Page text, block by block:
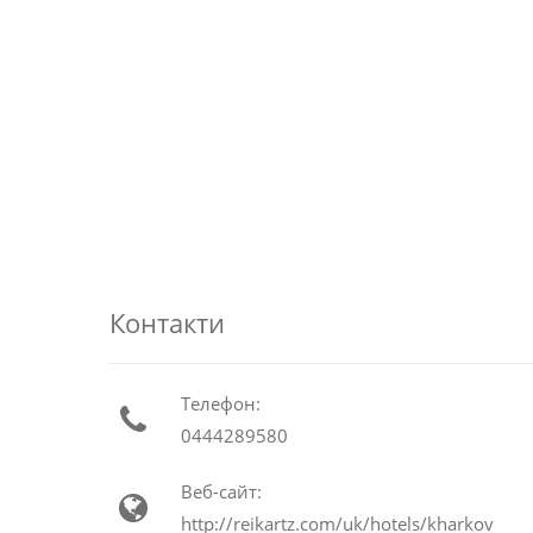
Контакти
Телефон:
0444289580
Веб-сайт:
http://reikartz.com/uk/hotels/kharkov